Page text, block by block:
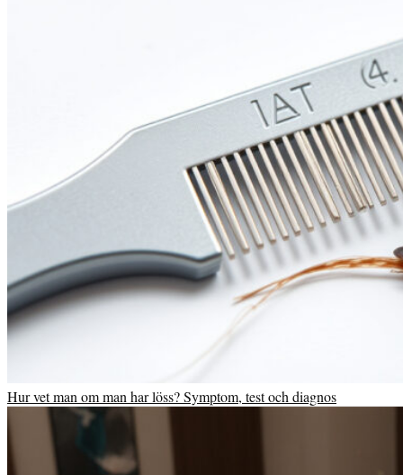
Hur vet man om man har löss? Symptom, test och diagnos